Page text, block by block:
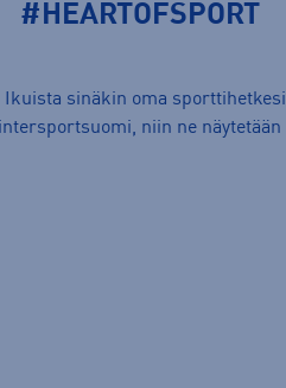
#HEARTOFSPORT
sinäkin oma
niin ne